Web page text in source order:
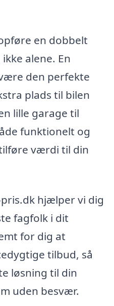
en dobbelt
alene. En
den perfekte
plads til bilen
lille garage til
funktionelt og
værdi til din
hjælper vi dig
fagfolk i dit
for dig at
tilbud, så
løsning til din
uden besvær.